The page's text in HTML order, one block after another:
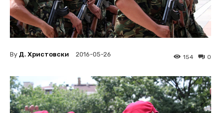
By Д. Христовски 2016-05-26 0
154